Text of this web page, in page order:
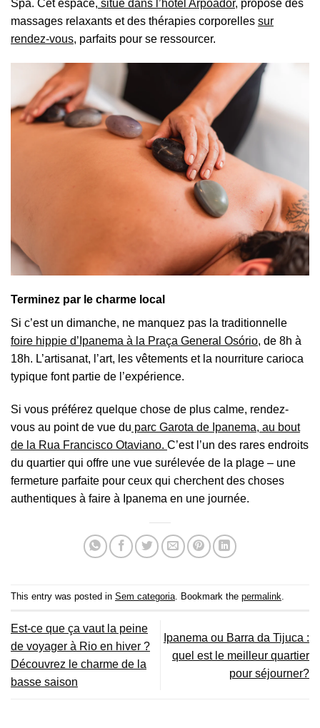
Spa. Cet espace, situé dans l’hôtel Arpoador, propose des
massages relaxants et des thérapies corporelles sur
rendez-vous, parfaits pour se ressourcer.
Terminez par le charme local
Si c’est un dimanche, ne manquez pas la traditionnelle
foire hippie d’Ipanema à la Praça General Osório, de 8h à
18h. L’artisanat, l’art, les vêtements et la nourriture carioca
typique font partie de l’expérience.
Si vous préférez quelque chose de plus calme, rendez-
vous au point de vue du parc Garota de Ipanema, au bout
de la Rua Francisco Otaviano. C’est l’un des rares endroits
du quartier qui offre une vue surélevée de la plage – une
fermeture parfaite pour ceux qui cherchent des choses
authentiques à faire à Ipanema en une journée.
This entry was posted in Sem categoria. Bookmark the permalink.
Est-ce que ça vaut la peine
de voyager à Rio en hiver ?
Découvrez le charme de la
basse saison
Ipanema ou Barra da Tijuca :
quel est le meilleur quartier
pour séjourner?